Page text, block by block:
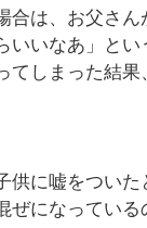
合は、お父さ
いいなあ」と
てしまった結
供に嘘をつい
ぜになっている